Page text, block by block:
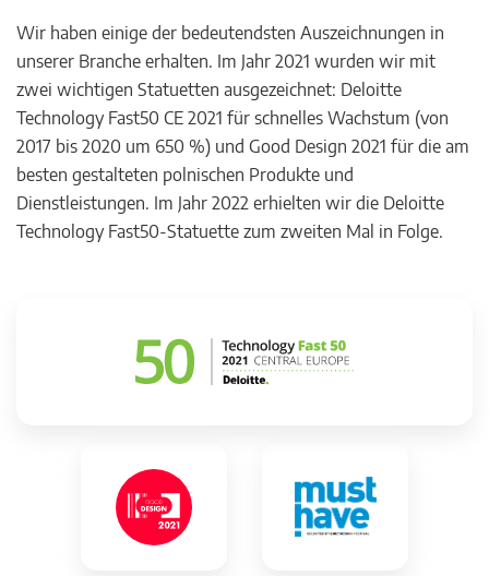
Wir haben einige der bedeutendsten Auszeichnungen in
unserer Branche erhalten. Im Jahr 2021 wurden wir mit
zwei wichtigen Statuetten ausgezeichnet: Deloitte
Technology Fast50 CE 2021 für schnelles Wachstum (von
2017 bis 2020 um 650 %) und Good Design 2021 für die am
besten gestalteten polnischen Produkte und
Dienstleistungen. Im Jahr 2022 erhielten wir die Deloitte
Technology Fast50-Statuette zum zweiten Mal in Folge.